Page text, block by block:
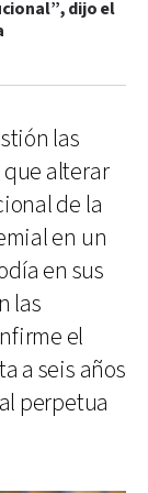
dijo el
las
que alterar
de la
en un
en sus
las
el
a seis años
perpetua